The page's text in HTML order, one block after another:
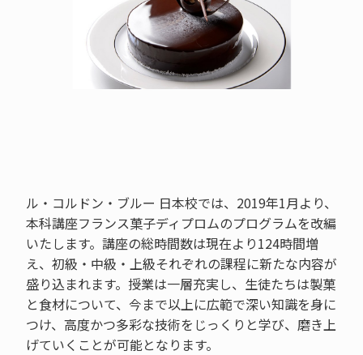
ル・コルドン・ブルー 日本校では、2019年1月より、
本科講座フランス菓子ディプロムのプログラムを改編
いたします。講座の総時間数は現在より124時間増
え、初級・中級・上級それぞれの課程に新たな内容が
盛り込まれます。授業は一層充実し、生徒たちは製菓
と食材について、今まで以上に広範で深い知識を身に
つけ、高度かつ多彩な技術をじっくりと学び、磨き上
げていくことが可能となります。